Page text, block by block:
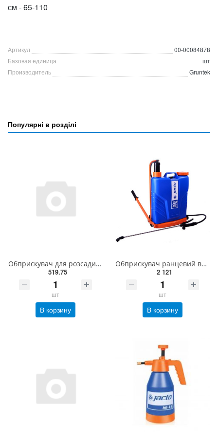
см - 65-110
Артикул
00-00084878
Базовая единица
шт
Производитель
Gruntek
Популярні в розділі
Обприскувач для розсади ручний GARDENA 11102-20.000.00(11102-20.000.00)
519.75
шт
В корзину
Обприскувач ранцевий важільний XP-12
2 121
шт
В корзину